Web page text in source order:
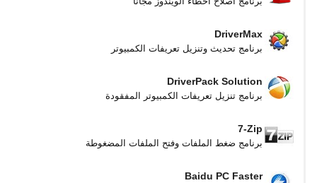
DriverMax
برنامج تحديث وتنزيل تعريفات الكمبيوتر
DriverPack Solution
برنامج تنزيل تعريفات الكمبيوتر المفقودة
7-Zip
برنامج ضغط الملفات وفتح الملفات المضغوطة
Baidu PC Faster